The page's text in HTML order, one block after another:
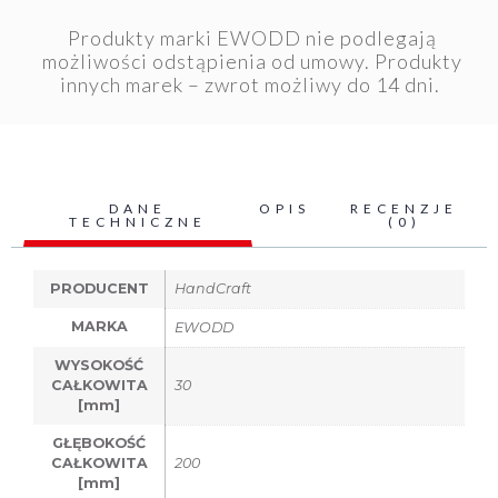
Produkty marki EWODD nie podlegają
możliwości odstąpienia od umowy. Produkty
innych marek – zwrot możliwy do 14 dni.
DANE
TECHNICZNE
OPIS
RECENZJE
(0)
PRODUCENT HandCraft
MARKA EWODD
WYSOKOŚĆ
CAŁKOWITA
[mm]
30
GŁĘBOKOŚĆ
CAŁKOWITA
[mm]
200